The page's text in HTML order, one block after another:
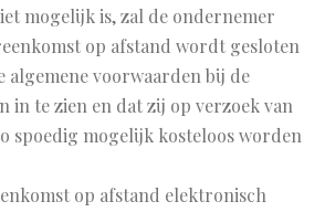
mogelijk is, zal de ondernemer
op afstand wordt gesloten
algemene voorwaarden bij de
in te zien en dat zij op verzoek van
spoedig mogelijk kosteloos worden
op afstand elektronisch